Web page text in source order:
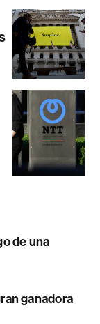
de una
ganadora